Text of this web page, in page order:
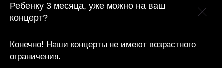
Ребенку 3 месяца, уже можно на ваш
концерт?
Конечно! Наши концерты не имеют возрастного
ограничения.